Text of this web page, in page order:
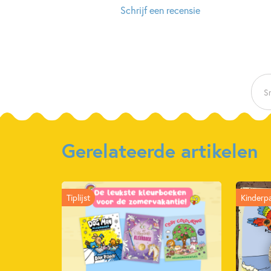
Schrijf een recensie
Gerelateerde artikelen
Tiplijst